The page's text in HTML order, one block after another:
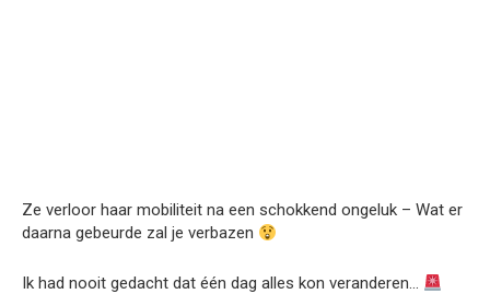
Ze verloor haar mobiliteit na een schokkend ongeluk – Wat er
daarna gebeurde zal je verbazen
Ik had nooit gedacht dat één dag alles kon veranderen…